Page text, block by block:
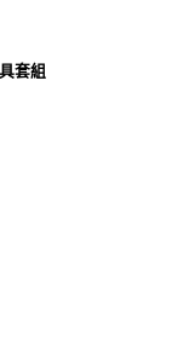
套組